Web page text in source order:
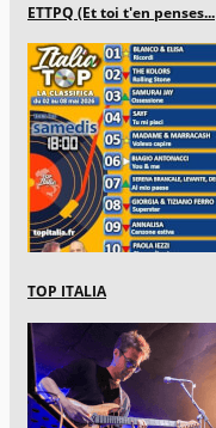
ETTPQ (Et toi t'en penses...
TOP ITALIA